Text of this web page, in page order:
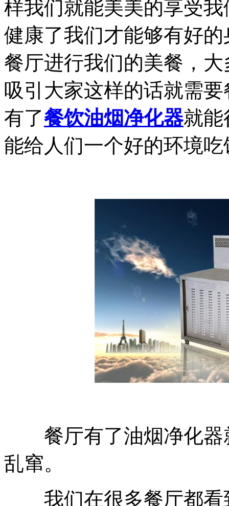
样我们就能美美的享受
健康了我们才能够有好
餐厅进行我们的美餐，
吸引大家这样的话就需
有了餐饮油烟净化器就能
能给人们一个好的环境吃
餐厅有了油烟净化器
乱窜。
我们在很多餐厅都看